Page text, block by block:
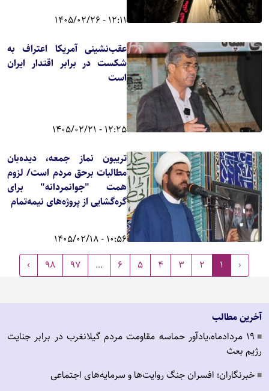
12:11 - 1405/02/26
عقب‌نشینی آمریکا اعتراف به
شکست در برابر اقتدار ایران
است
12:25 - 1405/02/21
تریبون نماز جمعه، دیده‌بان
مطالبات برحق مردم است/ لزوم
همت "جوانمردانه" برای
گره‌گشایی از پروژه‌های نیمه‌تمام
10:56 - 1405/02/18
‹
1
2
3
4
5
6
...
97
98
›
آخرین مطالب
■
19 مردادماه،یادآور حماسه مقاومت مردم گیلانغرب در برابر جنایت
رژیم بعث
■ خبرنگاران؛ افسران جنگ روایت‌ها و سرمایه‌های اجتماعی